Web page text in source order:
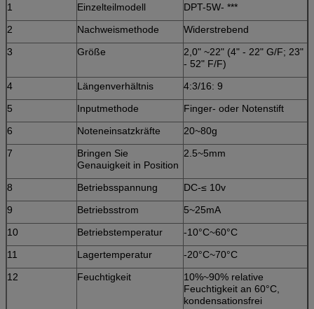
23 TP17W5K 382.20239.50
24 TP17W5N2 357.00*295.00
TP17W5N5 354.00*290.00
26 17,3“ TP173W5K
27 TP173W5N1 401.00*234.00
28 19" TP19W5BZ
29 TP19W5K 426.00*276.00
TP19W5N2
32 TP19W5N3
33 20" TP20W5BZ 430.00*322.00
34 21,5" TP215W5K 500.00*289.60
35 22" 488.00*310.00
TP22W5N2 493.00*320.00
1
Einzelteilmodell
DPT-5W- ***
2
Nachweismethode
Widerstrebend
3
Größe
2,0" ~22" (4" - 22" G/F; 23"
- 52" F/F)
4
Längenverhältnis
4:3/16: 9
5
Inputmethode
Finger- oder Notenstift
6
Noteneinsatzkräfte
20~80g
7
Bringen Sie
Genauigkeit in Position
2.5~5mm
8 Betriebsspannung
DC-≤ 10v
9
Betriebsstrom
5~25mA
10
Betriebstemperatur
-10°C~60°C
11
Lagertemperatur
-20°C~70°C
12
Feuchtigkeit
10%~90% relative
Feuchtigkeit an 60°C,
kondensationsfrei